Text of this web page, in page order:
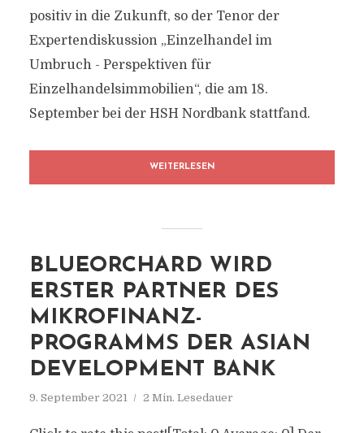
positiv in die Zukunft, so der Tenor der
Expertendiskussion „Einzelhandel im
Umbruch - Perspektiven für
Einzelhandelsimmobilien“, die am 18.
September bei der HSH Nordbank stattfand.
WEITERLESEN
BLUEORCHARD WIRD
ERSTER PARTNER DES
MIKROFINANZ-
PROGRAMMS DER ASIAN
DEVELOPMENT BANK
9. September 2021 2 Min. Lesedauer